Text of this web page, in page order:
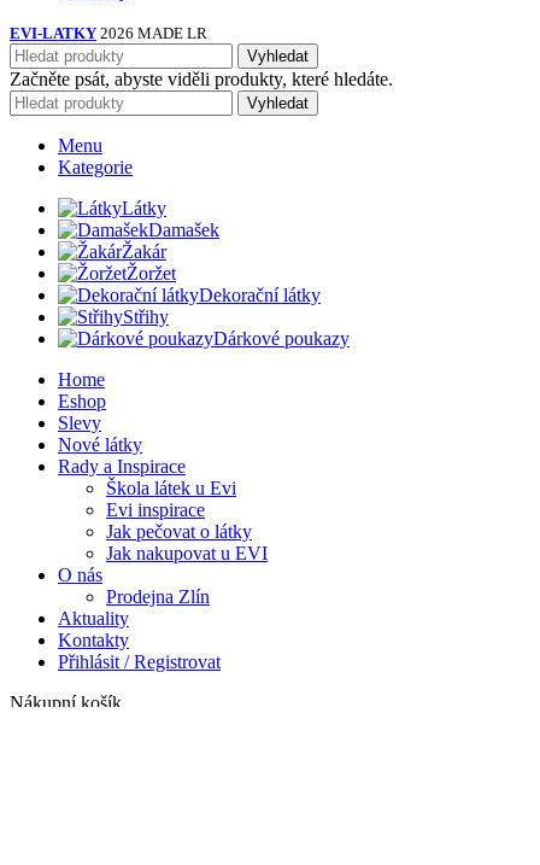
EVI-LATKY 2026 MADE LR
Vyhledat
Začněte psát, abyste viděli produkty, které hledáte.
Vyhledat
Menu
Kategorie
Látky
Damašek
Žakár
Žoržet
Dekorační látky
Střihy
Dárkové poukazy
Home
Eshop
Slevy
Nové látky
Rady a Inspirace
Škola látek u Evi
Evi inspirace
Jak pečovat o látky
Jak nakupovat u EVI
O nás
Prodejna Zlín
Aktuality
Kontakty
Přihlásit / Registrovat
Nákupní košík